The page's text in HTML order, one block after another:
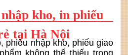
kho, in phiếu
tại Hà Nội
phiếu nhập kho, phiếu giao
không thể thiếu trong